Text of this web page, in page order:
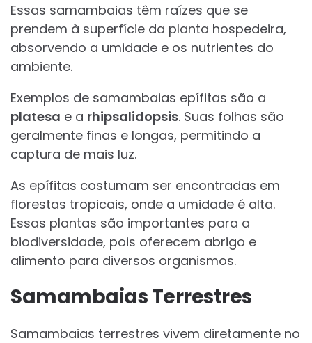
Essas samambaias têm raízes que se
prendem à superfície da planta hospedeira,
absorvendo a umidade e os nutrientes do
ambiente.
Exemplos de samambaias epífitas são a
platesa e a rhipsalidopsis. Suas folhas são
geralmente finas e longas, permitindo a
captura de mais luz.
As epífitas costumam ser encontradas em
florestas tropicais, onde a umidade é alta.
Essas plantas são importantes para a
biodiversidade, pois oferecem abrigo e
alimento para diversos organismos.
Samambaias Terrestres
Samambaias terrestres vivem diretamente no